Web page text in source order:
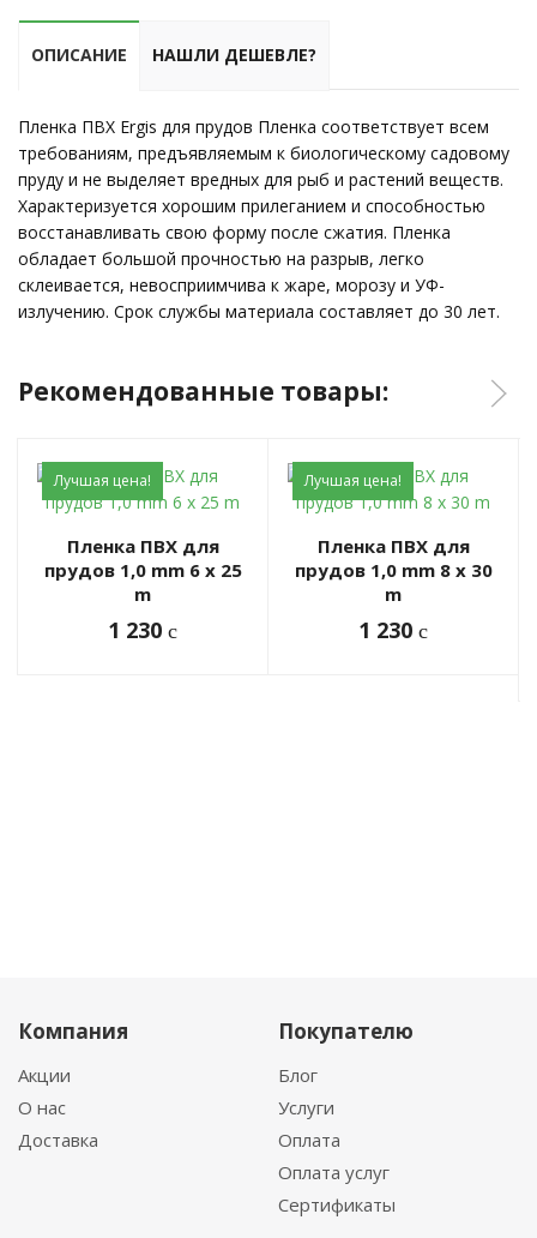
ОПИСАНИЕ НАШЛИ ДЕШЕВЛЕ?
Пленка ПВХ Ergis для прудов Пленка соответствует всем
требованиям, предъявляемым к биологическому садовому
пруду и не выделяет вредных для рыб и растений веществ.
Характеризуется хорошим прилеганием и способностью
восстанавливать свою форму после сжатия. Пленка
обладает большой прочностью на разрыв, легко
склеивается, невосприимчива к жаре, морозу и УФ-
излучению. Срок службы материала составляет до 30 лет.
Рекомендованные товары:
Лучшая цена!
Пленка ПВХ для
прудов 1,0 mm 6 x 25
m
1 230 c
Лучшая цена!
Пленка ПВХ для
прудов 1,0 mm 8 x 30
m
1 230 c
Компания
Акции
О нас
Доставка
Покупателю
Блог
Услуги
Оплата
Оплата услуг
Сертификаты